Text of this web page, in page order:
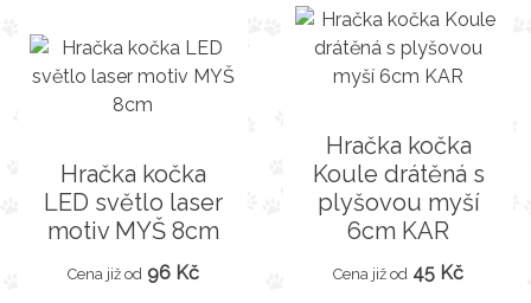
Hračka kočka
LED světlo laser
motiv MYŠ 8cm
Cena již od 96 Kč
Hračka kočka
Koule drátěná s
plyšovou myší
6cm KAR
Cena již od 45 Kč